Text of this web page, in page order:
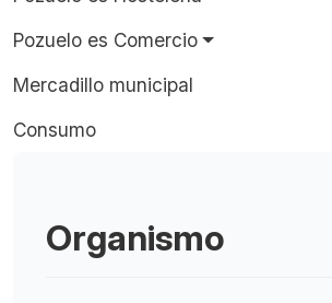
Pozuelo es Comercio
Mercadillo municipal
Consumo
Organismo